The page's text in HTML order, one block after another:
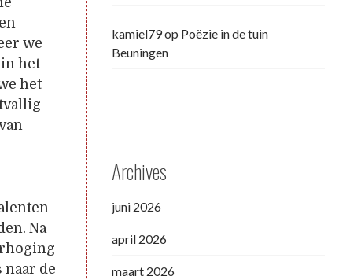
we
het
het
Na
naar de
kamiel79op Poëzie in de tuin
Beuningen
Archives
juni 2026
april 2026
maart 2026